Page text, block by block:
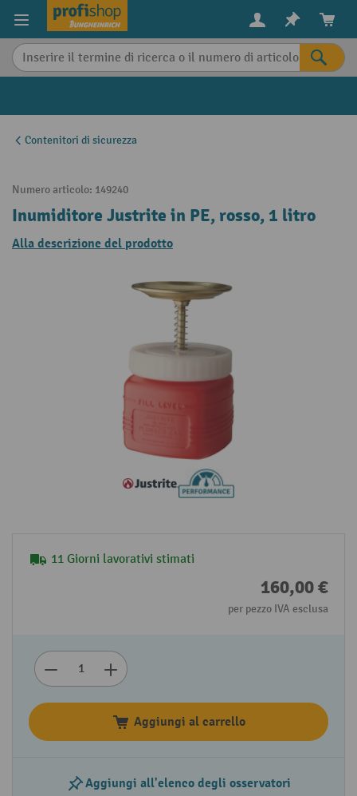
content
Contenitori di sicurezza
Numero articolo: 149240
Inumiditore Justrite in PE, rosso, 1 litro
Alla descrizione del prodotto
11 Giorni lavorativi stimati
160,00 €
per pezzo IVA esclusa
Aggiungi al carrello
Aggiungi all'elenco degli osservatori